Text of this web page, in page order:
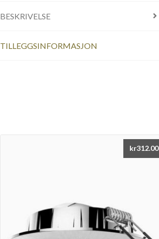
BESKRIVELSE
TILLEGGSINFORMASJON
kr312.00